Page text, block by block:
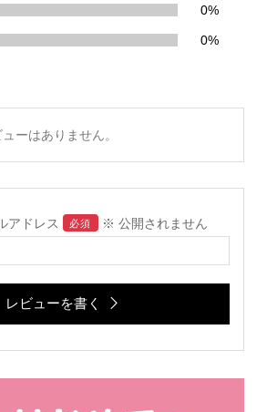
0%
0%
ーはありません。
アドレス 必須 ※ 公開されません
レビューを書く